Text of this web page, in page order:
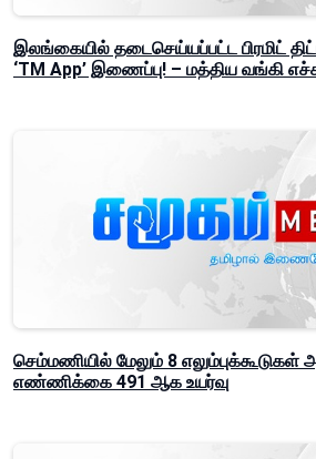
இலங்கையில் தடைசெய்யப்பட்ட பிரமிட்
‘TM App’ இணைப்பு! – மத்திய வங்கி
செம்மணியில் மேலும் 8
எண்ணிக்கை 491 ஆக உயர்வு